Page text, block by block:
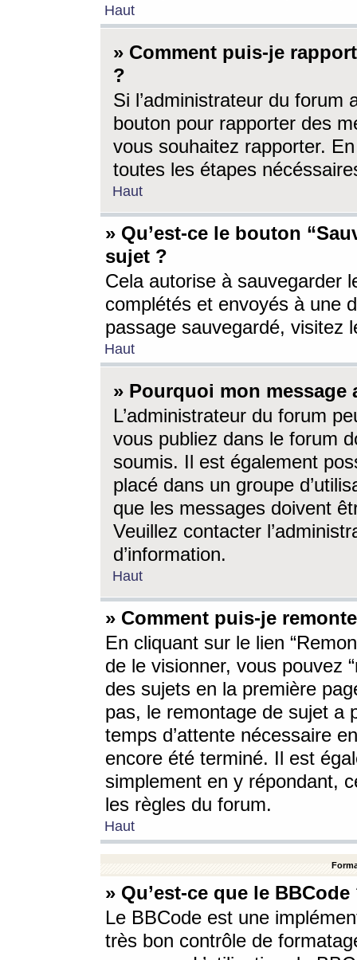
Haut
» Comment puis-je
?
Si l’administrateur du forum
bouton pour rapporter des
vous souhaitez rapporter.
toutes les étapes
Haut
» Qu’est-ce le bouton
sujet ?
Cela autorise à sauvegarder
complétés et envoyés à une
passage sauvegardé, visitez
Haut
» Pourquoi mon message
L’administrateur du forum
vous publiez dans le forum
soumis. Il est également
placé dans un groupe
que les messages doivent
Veuillez contacter
d’information.
Haut
» Comment puis-je
En cliquant sur le lien
de le visionner, vous pouvez
des sujets en la première
pas, le remontage de sujet a
temps d’attente nécessaire
encore été terminé. Il est
simplement en y répondant,
les règles du forum.
Haut
» Qu’est-ce que le BBCode
Le BBCode est une
très bon contrôle de